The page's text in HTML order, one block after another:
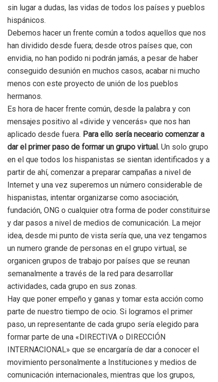
sin lugar a dudas, las vidas de todos los países y pueblos
hispánicos.
Debemos hacer un frente común a todos aquellos que nos
han dividido desde fuera; desde otros países que, con
envidia, no han podido ni podrán jamás, a pesar de haber
conseguido desunión en muchos casos, acabar ni mucho
menos con este proyecto de unión de los pueblos
hermanos.
Es hora de hacer frente común, desde la palabra y con
mensajes positivo al «divide y vencerás» que nos han
aplicado desde fuera. Para ello sería neceario comenzar a
dar el primer paso de formar un grupo virtual. Un solo grupo
en el que todos los hispanistas se sientan identificados y a
partir de ahí, comenzar a preparar campañas a nivel de
Internet y una vez superemos un número considerable de
hispanistas, intentar organizarse como asociación,
fundación, ONG o cualquier otra forma de poder constituirse
y dar pasos a nivel de medios de comunicación. La mejor
idea, desde mi punto de vista sería que, una vez tengamos
un numero grande de personas en el grupo virtual, se
organicen grupos de trabajo por países que se reunan
semanalmente a través de la red para desarrollar
actividades, cada grupo en sus zonas.
Hay que poner empeño y ganas y tomar esta acción como
parte de nuestro tiempo de ocio. Si logramos el primer
paso, un representante de cada grupo sería elegido para
formar parte de una «DIRECTIVA o DIRECCIÓN
INTERNACIONAL» que se encargaría de dar a conocer el
movimiento personalmente a Instituciones y medios de
comunicación internacionales, mientras que los grupos,